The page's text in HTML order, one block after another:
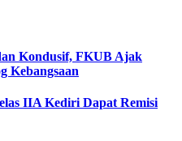
Kondusif, FKUB Ajak
Kebangsaan
IIA Kediri Dapat Remisi